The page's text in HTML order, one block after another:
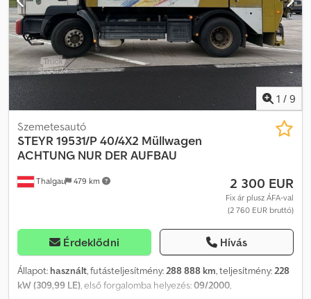
elérhető! Kérdése van? Szívesen adunk tanácsot!
1 / 9
Thalgau 479 km
Szemetesautó
STEYR 19531/P 40/4X2 Müllwagen
ACHTUNG NUR DER AUFBAU
2 300 EUR
Fix ár plusz ÁFA-val
(2 760 EUR bruttó)
Érdeklődni Hívás
Állapot: használt, futásteljesítmény:288 888 km, teljesítmény:228
kW (309,99 LE), első forgalomba helyezés:09/2000,